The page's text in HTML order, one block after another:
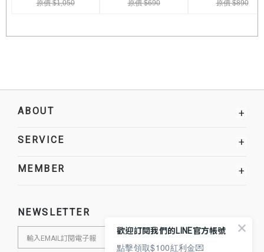
ABOUT +
SERVICE +
MEMBER +
NEWSLETTER
歡迎訂閱我們的LINE官方帳號
點擊領取$100紅利金💌